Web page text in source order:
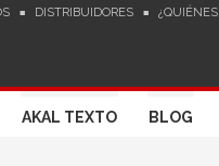
DISTRIBUIDORES
AKAL TEXTO BLOG